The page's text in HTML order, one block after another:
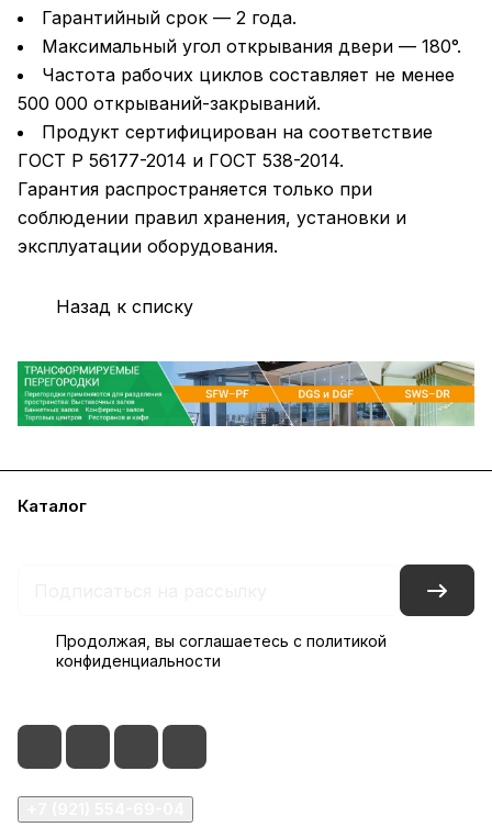
Гарантийный срок — 2 года.
Максимальный угол открывания двери — 180°.
Частота рабочих циклов составляет не менее
500 000 открываний-закрываний.
Продукт сертифицирован на соответствие
ГОСТ Р 56177-2014 и ГОСТ 538-2014.
Гарантия распространяется только при
соблюдении правил хранения, установки и
эксплуатации оборудования.
Назад к списку
Каталог
Продолжая, вы соглашаетесь с политикой
конфиденциальности